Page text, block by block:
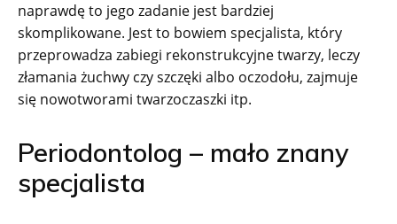
naprawdę to jego zadanie jest bardziej
skomplikowane. Jest to bowiem specjalista, który
przeprowadza zabiegi rekonstrukcyjne twarzy, leczy
złamania żuchwy czy szczęki albo oczodołu, zajmuje
się nowotworami twarzoczaszki itp.
Periodontolog – mało znany
specjalista